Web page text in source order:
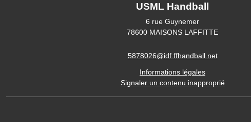
USML Handball
6 rue Guynemer
78600 MAISONS LAFFITTE
5878026@idf.ffhandball.net
Informations légales
Signaler un contenu inapproprié